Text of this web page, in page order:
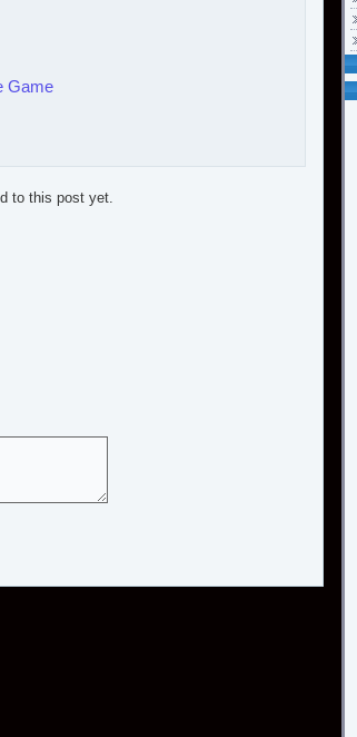
Game
to this post yet.